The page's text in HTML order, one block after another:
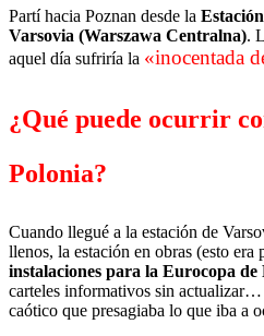
Partí hacia Poznan desde la
Varsovia (Warszawa Centralna).
aquel día sufriría la «inocentada
¿Qué puede ocurrir
Polonia?
Cuando llegué a la estación de
llenos, la estación en obras (esto era
instalaciones para la Eurocopa
carteles informativos sin
caótico que presagiaba lo que iba a